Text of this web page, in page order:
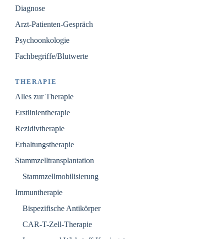
Diagnose
Arzt-Patienten-Gespräch
Psychoonkologie
Fachbegriffe/Blutwerte
THERAPIE
Alles zur Therapie
Erstlinientherapie
Rezidivtherapie
Erhaltungstherapie
Stammzelltransplantation
Stammzellmobilisierung
Immuntherapie
Bispezifische Antikörper
CAR-T-Zell-Therapie